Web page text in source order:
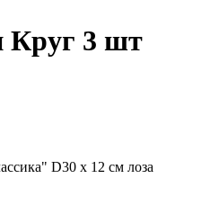
Круг 3 шт
D30 х 12 см лоза